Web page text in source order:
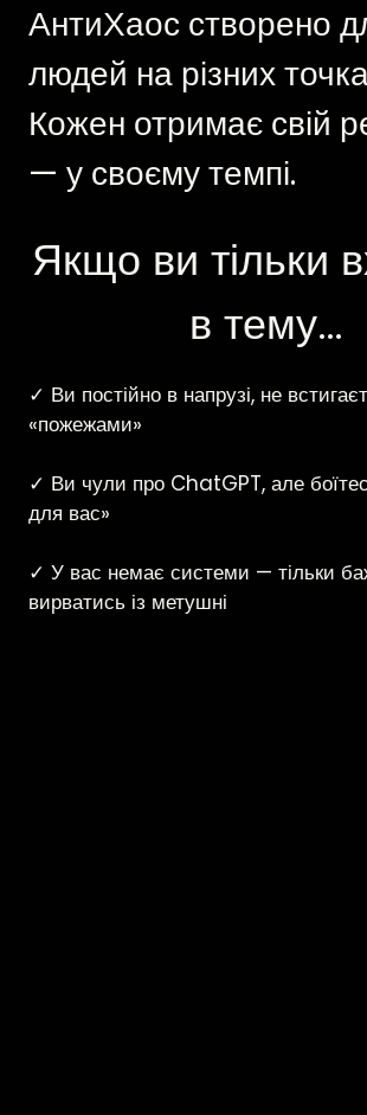
АнтиХаос створено
людей на різних
Кожен отримає свій
— у своєму темпі.
Якщо ви тільки
в тему…
✓ Ви постійно в напрузі, не
«пожежами»
✓ Ви чули про ChatGPT, але
для вас»
✓ У вас немає системи — тільки
вирватись із метушні